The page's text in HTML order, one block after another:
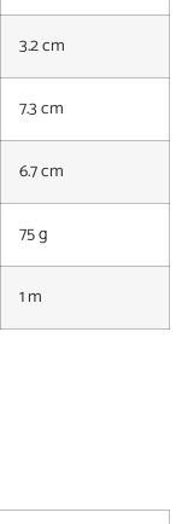
3.2 cm
7.3 cm
6.7 cm
75 g
1 m